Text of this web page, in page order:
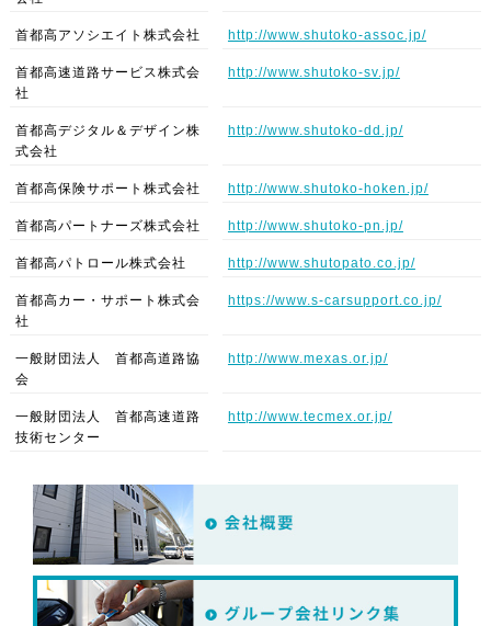
首都高アソシエイト株式会社 http://www.shutoko-assoc.jp/
首都高速道路サービス株式会
社
http://www.shutoko-sv.jp/
首都高デジタル＆デザイン株
式会社
http://www.shutoko-dd.jp/
首都高保険サポート株式会社 http://www.shutoko-hoken.jp/
首都高パートナーズ株式会社 http://www.shutoko-pn.jp/
首都高パトロール株式会社 http://www.shutopato.co.jp/
首都高カー・サポート株式会
社
https://www.s-carsupport.co.jp/
一般財団法人 首都高道路協
会
http://www.mexas.or.jp/
一般財団法人 首都高速道路
技術センター
http://www.tecmex.or.jp/